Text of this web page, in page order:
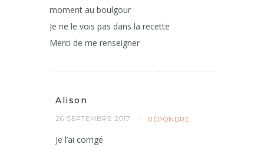
moment au boulgour
Je ne le vois pas dans la recette
Merci de me renseigner
Alison
26 SEPTEMBRE 2017 RÉPONDRE
Je l’ai corrigé